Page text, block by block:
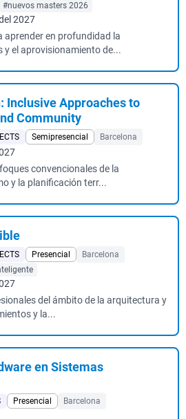
#nuevos masters 2026
2027
aprender en profundidad la
el aprovisionamiento de...
Inclusive Approaches to
Community
Semipresencial Barcelona
convencionales de la
y la planificación terr...
Presencial
Barcelona
del ámbito de la arquitectura y
y la...
en Sistemas
Presencial
Barcelona